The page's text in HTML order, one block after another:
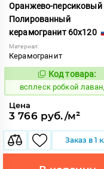
Оранжево-персиковый
Полированный
керамогранит 60x120
Материал:
Керамогранит
244166
Код товара:
всплеск робкой
Цена
3 766 руб./м²
Заказ в 1